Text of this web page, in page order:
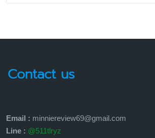
Contact us
Email : minniereview69@gmail.com
Line : @511tlryz